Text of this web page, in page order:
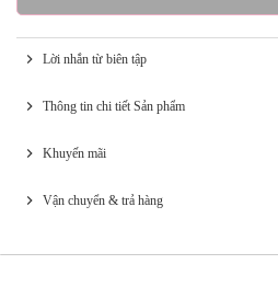
Lời nhắn từ biên tập
Thông tin chi tiết Sản phẩm
Khuyến mãi
Vận chuyển & trả hàng